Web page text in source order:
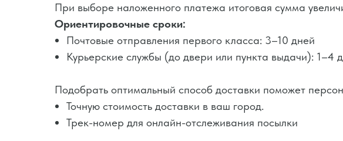
При выборе наложенного платежа итоговая сумма
Ориентировочные сроки:
Почтовые отправления первого класса: 3–10 дней
Курьерские службы (до двери или пункта выдачи): 1–4
Подобрать оптимальный способ доставки поможет
Точную стоимость доставки в ваш город.
Трек-номер для онлайн-отслеживания посылки